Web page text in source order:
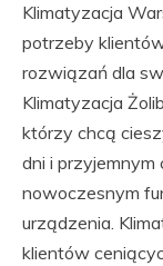
Klimatyzacja
potrzeby
rozwiązań dla
Klimatyzacja
którzy chcą
dni i przyjemnym
nowoczesnym
urządzenia.
klientów